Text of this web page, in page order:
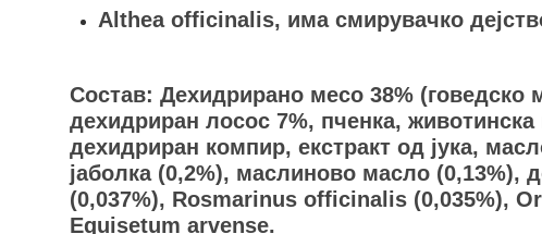
Althea officinalis, има смирувачко
Состав: Дехидрирано месо 38%
дехидриран лосос 7%, пченка,
дехидриран компир, екстракт од јука,
јаболка (0,2%), маслиново масло
(0,037%), Rosmarinus officinalis (0,035%),
Equisetum arvense.